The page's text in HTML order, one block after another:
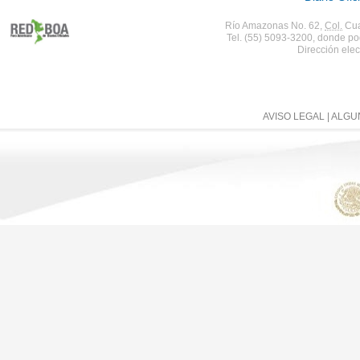
Río Amazonas No. 62, Col.
Tel. (55) 5093-3200, donde
Dirección
AVISO LEGAL |